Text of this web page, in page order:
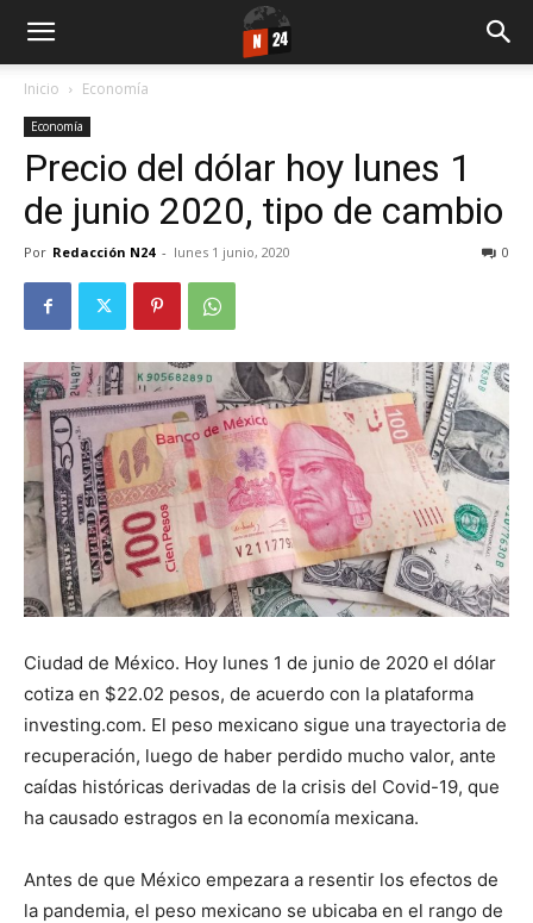
Inicio Economía
Economía
Precio del dólar hoy lunes 1
de junio 2020, tipo de cambio
Por Redacción N24 - lunes 1 junio, 2020 0
Ciudad de México. Hoy lunes 1 de junio de 2020 el dólar
cotiza en $22.02 pesos, de acuerdo con la plataforma
investing.com. El peso mexicano sigue una trayectoria de
recuperación, luego de haber perdido mucho valor, ante
caídas históricas derivadas de la crisis del Covid-19, que
ha causado estragos en la economía mexicana.
Antes de que México empezara a resentir los efectos de
la pandemia, el peso mexicano se ubicaba en el rango de